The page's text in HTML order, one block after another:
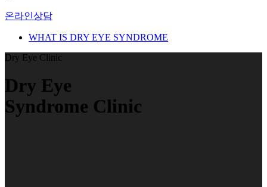
온라인상담
WHAT IS DRY EYE SYNDROME
Dry Eye Clinic
Dry Eye
Syndrome Clinic